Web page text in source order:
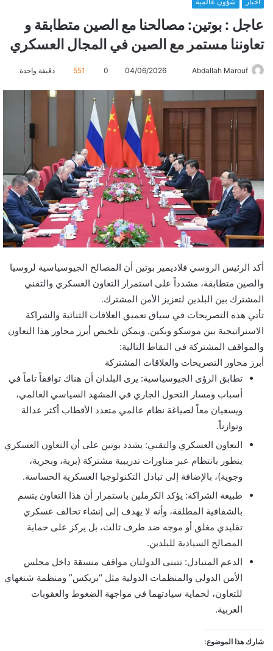
عاجل : بوتين: مصالحنا مع الصين متطابقة و
تعاوننا مستمر مع الصين في المجال العسكري
Abdallah Marouf
س
ل
ي
د
ا
إ
ل
ك
ت
ن
ي
ا
04/06/2026
0
551 دقيقة واحدة
أكد الرئيس الروسي فلاديمير بوتين أن المصالح الجيوسياسية لروسيا
والصين متطابقة، مشدداً على استمرار التعاون العسكري والتقني
المشترك بين البلدين لتعزيز الأمن المشترك.
تأتي هذه التصريحات في سياق تعميق العلاقات الثنائية والشراكة
الاستراتيجية بين موسكو وبكين. ويمكن تلخيص أبرز محاور هذا التعاون
والمواقف المشتركة في النقاط التالية:
أبرز محاور التصريحات والعلاقات المشتركة
تطابق الرؤى الجيوسياسية: يرى البلدان أن هناك توافقاً تاماً في
أسباب ومسار التحول الجاري في المشهد السياسي العالمي،
ويسعيان معاً لصياغة نظام عالمي متعدد الأقطاب أكثر عدالة
وتوازناً.
التعاون العسكري والتقني: يشدد بوتين على أن التعاون العسكري
يتطور بانتظام عبر مناورات تدريبية مشتركة (برية، وبحرية،
وجوية)، بالإضافة إلى تبادل التكنولوجيا العسكرية الحساسة.
طبيعة الشراكة: يؤكد الكرملين باستمرار أن هذا التعاون يتسم
بالشفافية المطلقة، وأنه لا يهدف إلى إنشاء تحالف عسكري
تقليدي مغلق أو موجه ضد طرف ثالث، بل يركز على حماية
المصالح السيادية للبلدين.
الدعم المتبادل: تتبنى الدولتان مواقف منسقة داخل مجلس
الأمن الدولي والمنظمات الدولية مثل “بريكس” ومنظمة شنغهاي
للتعاون، لحماية سيادتهما في مواجهة الضغوط والعقوبات
الغربية.
شارك هذا الموضوع: